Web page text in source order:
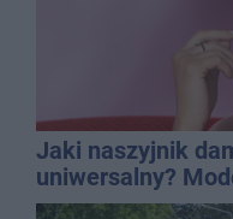
Jaki naszyjnik
uniwersalny?
wielu stylizacji